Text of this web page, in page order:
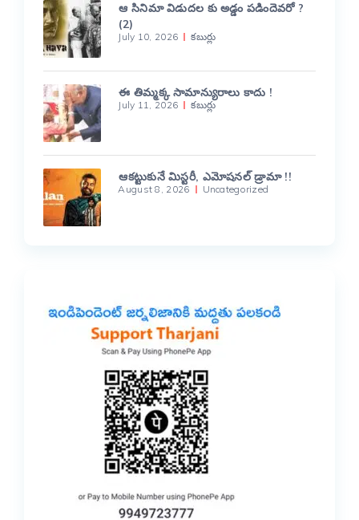
ఆ సినిమా విడుదల కు అడ్డం పడిందెవరో ?
(2)
July 10, 2026 కబుర్లు
ఈ తిమ్మక్క సామాన్యురాలు కాదు !
July 11, 2026 కబుర్లు
ఆకట్టుకునే మిస్టరీ, ఎమోషనల్ డ్రామా !!
August 8, 2026 Uncategorized